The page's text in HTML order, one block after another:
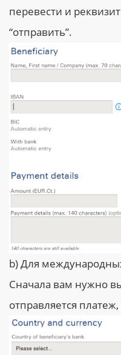
перевести и
“отправить”.
b) Для
Сначала вам нужно
отправляется